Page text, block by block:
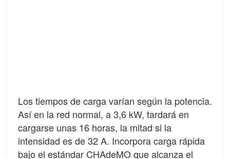
Los tiempos de carga varían según la potencia.
Así en la red normal, a 3,6 kW, tardará en
cargarse unas 16 horas, la mitad si la
intensidad es de 32 A. Incorpora carga rápida
bajo el estándar CHAdeMO que alcanza el